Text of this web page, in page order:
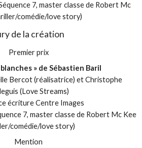
7, master classe de Robert Mc
comédie/love story)
de la création
Premier prix
» de Sébastien Baril
Bercot (réalisatrice) et Christophe
(Love Streams)
écriture Centre Images
7, master classe de Robert Mc Kee
comédie/love story)
Mention